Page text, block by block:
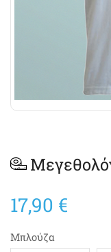
17,90 €
Μπλούζα